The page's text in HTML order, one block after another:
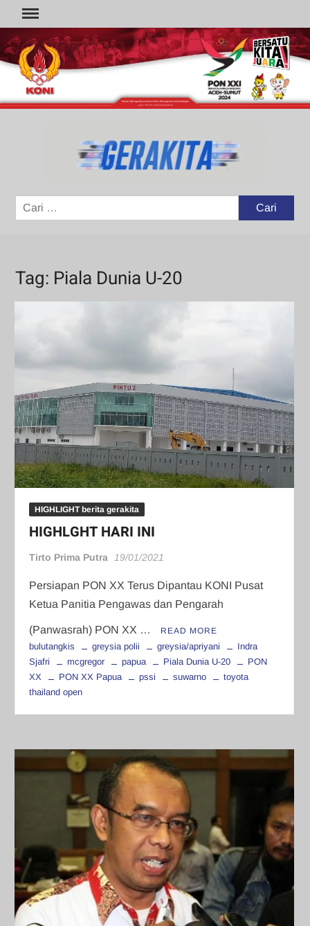
to
content
Olahraga
Cari
untuk:
Tag: Piala Dunia U-20
HIGHLIGHT berita gerakita
HIGHLGHT HARI INI
Tirto Prima Putra 19/01/2021
Persiapan PON XX Terus Dipantau KONI Pusat
Ketua Panitia Pengawas dan Pengarah
(Panwasrah) PON XX … READ MORE
bulutangkis greysia polii greysia/apriyani
Indra
Sjafri
mcgregor papua Piala Dunia U-20
PON
XX
PON XX Papua pssi suwarno
toyota
thailand open